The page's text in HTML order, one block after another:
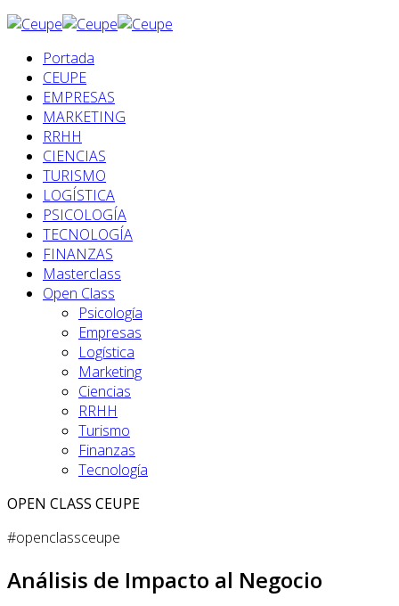
Portada
CEUPE
EMPRESAS
MARKETING
RRHH
CIENCIAS
TURISMO
LOGÍSTICA
PSICOLOGÍA
TECNOLOGÍA
FINANZAS
Masterclass
Open Class
Psicología
Empresas
Logística
Marketing
Ciencias
RRHH
Turismo
Finanzas
Tecnología
OPEN CLASS CEUPE
#openclassceupe
Análisis de Impacto al Negocio